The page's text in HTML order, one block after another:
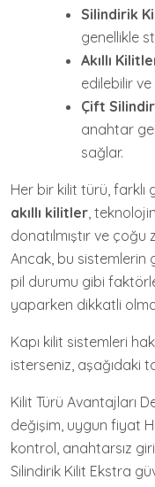
Silindirik
genellikle
Akıllı
edilebilir ve
Çift
anahtar
sağlar.
Her bir kilit türü, farklı
akıllı kilitler,
donatılmıştır ve çoğu
Ancak, bu sistemlerin
pil durumu gibi
yaparken dikkatli
Kapı kilit sistemleri
isterseniz, aşağıdaki
Kilit Türü Avantajları
değişim, uygun fiyat
kontrol, anahtarsız
Silindirik Kilit Ekstra